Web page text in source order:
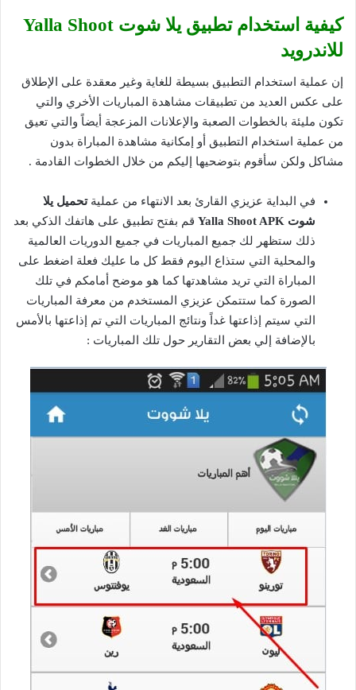
كيفية استخدام تطبيق يلا شوت Yalla Shoot
للاندرويد
إن عملية استخدام التطبيق بسيطة للغاية وغير معقدة على الإطلاق
على عكس العديد من تطبيقات مشاهدة المباريات الأخري والتي
تكون مليئة بالخطوات الصعبة والإعلانات المزعجة أيضاً والتي تعيق
من عملية استخدام التطبيق أو إمكانية مشاهدة المباراة بدون
مشاكل ولكن سأقوم بتوضحيها إليكم من خلال الخطوات القادمة .
في البداية عزيزي القارئ بعد الانتهاء من عمليةتحميل يلا
شوت Yalla Shoot APK
قم بفتح تطبيق على هاتفك الذكي بعد
ذلك ستظهر لك جميع المباريات في جميع الدوريات العالمية
والمحلية التي ستذاع اليوم فقط كل ما عليك فعلة اضغط على
المباراة التي تريد مشاهدتها كما هو موضح أمامكم في تلك
الصورة كما ستتمكن عزيزي المستخدم من معرفة المباريات
التي سيتم إذاعتها غداً ونتائج المباريات التي تم إذاعتها بالأمس
بالإضافة إلي بعض التقارير حول تلك المباريات :